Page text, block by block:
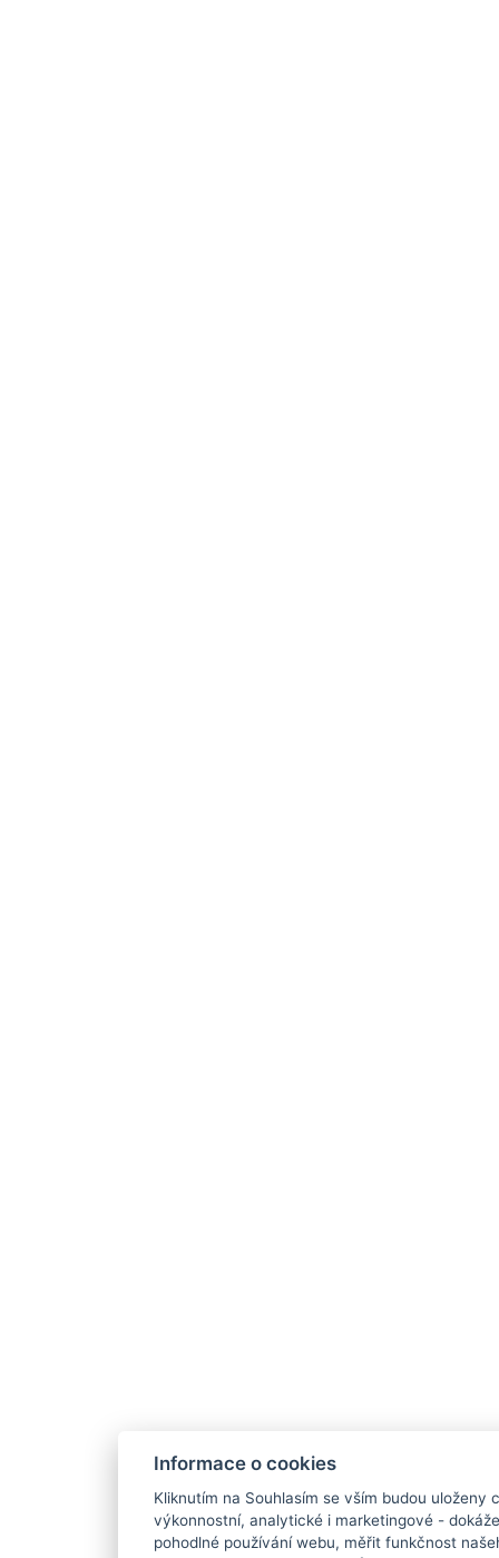
Informace o cookies
Kliknutím na Souhlasím se vším budou uloženy
výkonnostní, analytické i marketingové -
pohodlné používání webu, měřit funkčnost